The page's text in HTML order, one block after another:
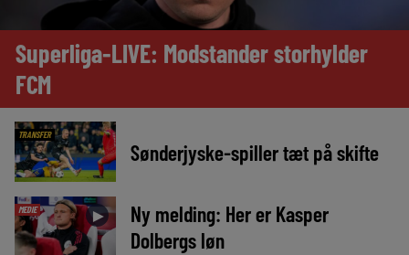
Superliga-LIVE: Modstander storhylder
FCM
TRANSFER
Sønderjyske-spiller tæt på skifte
MEDIE ►
Ny melding: Her er Kasper
Dolbergs løn